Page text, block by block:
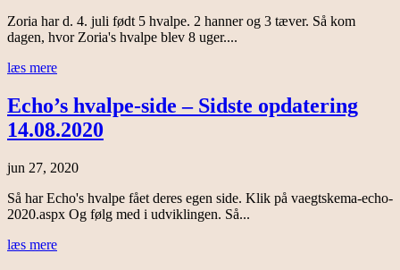
Zoria har d. 4. juli født 5 hvalpe. 2 hanner og 3 tæver. Så kom
dagen, hvor Zoria's hvalpe blev 8 uger....
læs mere
Echo’s hvalpe-side – Sidste opdatering
14.08.2020
jun 27, 2020
Så har Echo's hvalpe fået deres egen side. Klik på vaegtskema-echo-
2020.aspx Og følg med i udviklingen. Så...
læs mere